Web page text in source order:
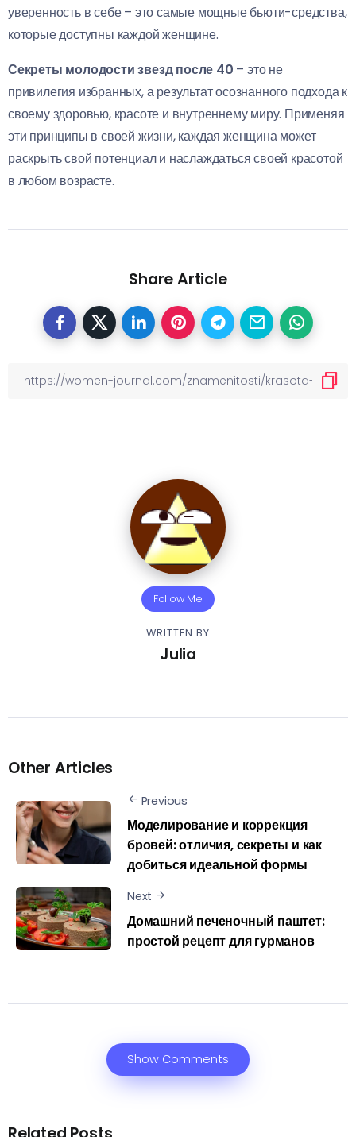
уверенность в себе – это самые мощные бьюти-средства,
которые доступны каждой женщине.
Секреты молодости звезд после 40 – это не
привилегия избранных, а результат осознанного подхода к
своему здоровью, красоте и внутреннему миру. Применяя
эти принципы в своей жизни, каждая женщина может
раскрыть свой потенциал и наслаждаться своей красотой
в любом возрасте.
Share Article
Follow Me
WRITTEN BY
Julia
Other Articles
Previous
Моделирование и коррекция
бровей: отличия, секреты и как
добиться идеальной формы
Next
Домашний печеночный паштет:
простой рецепт для гурманов
Show Comments